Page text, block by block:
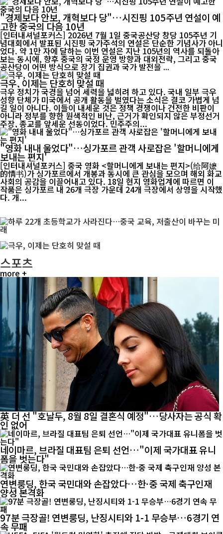
"경제보다 안보, 개혁보다 당"…시진핑 105주년 연설이 예
고한 중국의 다음 10년
[인터내셔널포커스] 2026년 7월 1일 중국공산당 창당 105주년 기
념대회에서 발표된 시진핑 국가주석의 연설은 단순한 기념사가 아니
었다. 약 1만 자에 달하는 이번 연설은 지난 105년의 역사를 되돌아
보는 동시에, 향후 중국의 국정 운영 방향과 대외전략, 그리고 중국
공산당이 어떤 방식으로 장기 집권과 국가 발전을 ...
극우, 이제는 단호히 맞설 때
극우 정치가 국경을 넘어 세력을 넓히려 하고 있다. 국내 일부 극우
성향 단체가 미국에서 공개 활동을 벌였다는 소식은 결코 가볍게 넘
길 일이 아니다. 이들이 내세운 것은 정책 경쟁이나 건전한 비판이
아니라 정부를 향한 원색적인 비난, 근거가 확인되지 않은 부정선거
주장, 종교를 앞세운 선동이었다. 민주주의...
"영화 내내 울었다"…싱가포르 관객 사로잡은 '할머니에게
보내는 편지'
[인터내셔널포커스] 중국 영화 <할머니에게 보내는 편지>(给阿嬷
的情书)가 싱가포르에서 개봉과 동시에 큰 관심을 모으며 해외 화교
사회의 공감을 이끌어내고 있다. 18일 현지 영화업계에 따르면 이
작품은 싱가포르 내 26개 극장 가운데 24개 극장에서 상영을 시작했
다. 개...
스포츠
more +
英 더 선 "호날두, 8월 8일 결혼식 예정"…당사자는 공식 확
인 없어
네이마르, 브라질 대표팀 은퇴 선언…"이제 국가대표 유니
폼을 벗는다"
연변룽딩, 한국 국민대와 손잡았다…한·중 국제 축구인재
양성 본격화
97분 극장골! 연변룽딩, 난징시티와 1-1 무승부…6경기 연
속 무패